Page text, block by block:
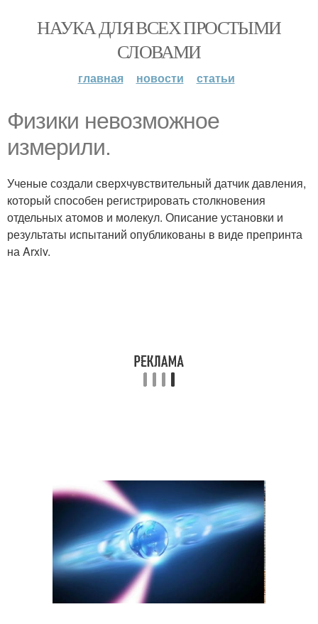
НАУКА ДЛЯ ВСЕХ ПРОСТЫМИ
СЛОВАМИ
главная новости статьи
Физики невозможное
измерили.
Ученые создали сверхчувствительный датчик давления,
который способен регистрировать столкновения
отдельных атомов и молекул. Описание установки и
результаты испытаний опубликованы в виде препринта
на Arxiv.